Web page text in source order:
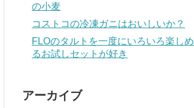
の小麦
コストコの冷凍ガニはおいしいか？
FLOのタルトを一度にいろいろ楽しめ
るお試しセットが好き
アーカイブ